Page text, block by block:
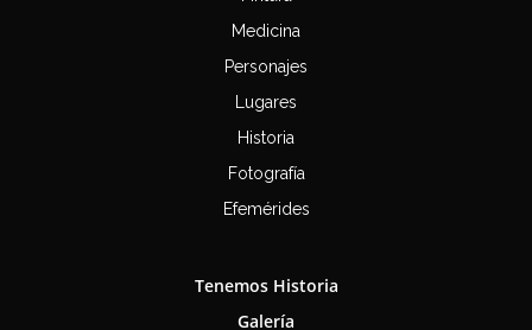
Medicina
Personajes
Lugares
Historia
Fotografía
Efemérides
Tenemos Historia
Galería